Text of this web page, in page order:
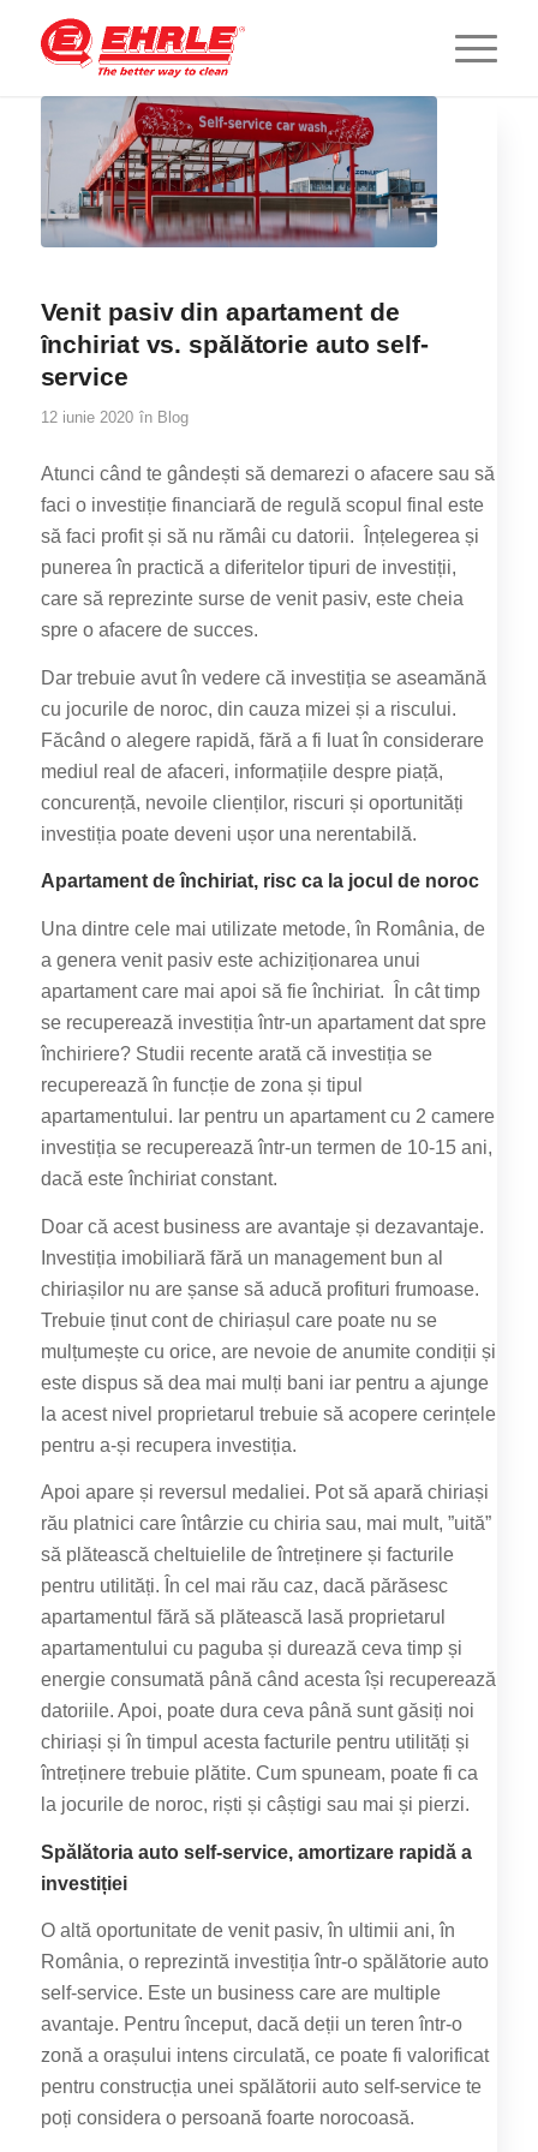
Venit pasiv din apartament de
închiriat vs. spălătorie auto self-
service
12 iunie 2020 în Blog
Atunci când te gândești să demarezi o afacere sau să
faci o investiție financiară de regulă scopul final este
să faci profit și să nu rămâi cu datorii. Înțelegerea și
punerea în practică a diferitelor tipuri de investiții,
care să reprezinte surse de venit pasiv, este cheia
spre o afacere de succes.
Dar trebuie avut în vedere că investiția se aseamănă
cu jocurile de noroc, din cauza mizei și a riscului.
Făcând o alegere rapidă, fără a fi luat în considerare
mediul real de afaceri, informațiile despre piață,
concurență, nevoile clienților, riscuri și oportunități
investiția poate deveni ușor una nerentabilă.
Apartament de închiriat, risc ca la jocul de noroc
Una dintre cele mai utilizate metode, în România, de
a genera venit pasiv este achiziționarea unui
apartament care mai apoi să fie închiriat. În cât timp
se recuperează investiția într-un apartament dat spre
închiriere? Studii recente arată că investiția se
recuperează în funcție de zona și tipul
apartamentului. Iar pentru un apartament cu 2 camere
investiția se recuperează într-un termen de 10-15 ani,
dacă este închiriat constant.
Doar că acest business are avantaje și dezavantaje.
Investiția imobiliară fără un management bun al
chiriașilor nu are șanse să aducă profituri frumoase.
Trebuie ținut cont de chiriașul care poate nu se
mulțumește cu orice, are nevoie de anumite condiții și
este dispus să dea mai mulți bani iar pentru a ajunge
la acest nivel proprietarul trebuie să acopere cerințele
pentru a-și recupera investiția.
Apoi apare și reversul medaliei. Pot să apară chiriași
rău platnici care întârzie cu chiria sau, mai mult, ”uită”
să plătească cheltuielile de întreținere și facturile
pentru utilități. În cel mai rău caz, dacă părăsesc
apartamentul fără să plătească lasă proprietarul
apartamentului cu paguba și durează ceva timp și
energie consumată până când acesta își recuperează
datoriile. Apoi, poate dura ceva până sunt găsiți noi
chiriași și în timpul acesta facturile pentru utilități și
întreținere trebuie plătite. Cum spuneam, poate fi ca
la jocurile de noroc, riști și câștigi sau mai și pierzi.
Spălătoria auto self-service, amortizare rapidă a
investiției
O altă oportunitate de venit pasiv, în ultimii ani, în
România, o reprezintă investiția într-o spălătorie auto
self-service. Este un business care are multiple
avantaje. Pentru început, dacă deții un teren într-o
zonă a orașului intens circulată, ce poate fi valorificat
pentru construcția unei spălătorii auto self-service te
poți considera o persoană foarte norocoasă.